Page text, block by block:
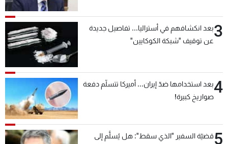
3بعد انكشافهم في أستراليا... تفاصيل جديدة
عن توقيف "شبكة الكوكايين"
4بعد استخدامها ضدّ إيران... أميركا تتسلّم دفعة
صواريخ كبيرة!
5قضيّة السفير "الذي سقط": هل يُسلَّم إلى